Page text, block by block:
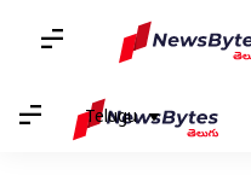
Telugu